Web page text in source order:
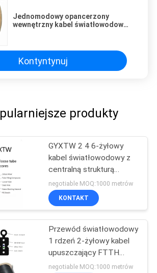
Jednomodowy opancerzony
wewnętrzny kabel światłowodowy
Kontyntynuj
produkty
GYXTW 2 4 6-żyłowy
kabel światłowodowy z
centralną strukturą
rurową
negotiable MOQ:1000 metrów
KONTAKT
Przewód światłowodowy
1 rdzeń 2-żyłowy kabel
upuszczający FTTH
G657
negotiable MOQ:1000 metrów